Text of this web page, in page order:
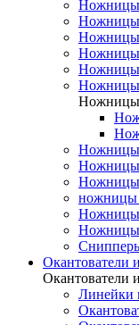
Ножницы
Ножницы
Ножницы
Ножницы
Ножницы
Ножницы
Ножницы
Ножницы
Ножницы
Ножницы
Ножницы
Окантователи
Окантователи
Линейки